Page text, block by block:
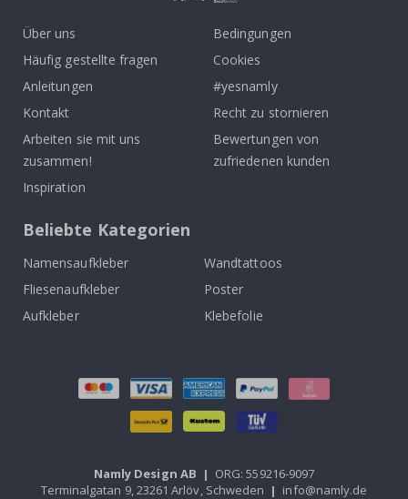
Über uns
Häufig gestellte fragen
Anleitungen
Kontakt
Arbeiten sie mit uns
zusammen!
Inspiration
Bedingungen
Cookies
#yesnamly
Recht zu stornieren
Bewertungen von
zufriedenen kunden
Beliebte Kategorien
Namensaufkleber
Wandtattoos
Fliesenaufkleber
Poster
Aufkleber
Klebefolie
Namly Design AB | ORG: 559216-9097
Terminalgatan 9, 23261 Arlöv, Schweden | info@namly.de